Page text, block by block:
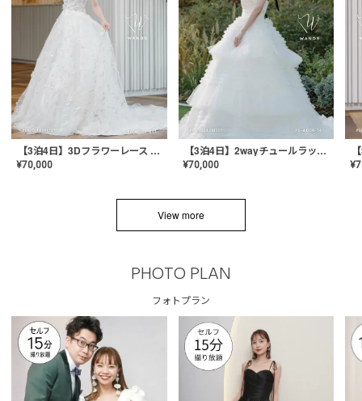
【3泊4日】3Dフラワーレース ドレス〈PD-WDOR-331〉
¥70,000
【3泊4日】2wayチュールラッフルドレス〈PD-WDOR-341RTL〉
¥70,000 ¥
View more
PHOTO PLAN
フォトプラン